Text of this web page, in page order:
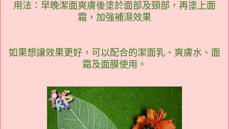
用法：早晚潔面爽膚後塗於面部及頸部，再塗上面
霜，加強補濕效果
如果想讓效果更好，可以配合的潔面乳、爽膚水、面
霜及面膜使用。